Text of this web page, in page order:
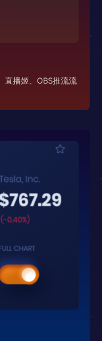
直播姬、OBS推流流